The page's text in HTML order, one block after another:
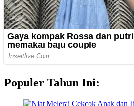
Populer Tahun Ini: